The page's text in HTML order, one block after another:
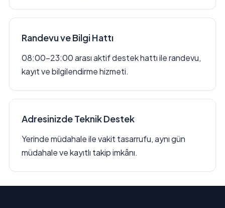
Randevu ve Bilgi Hattı
08:00–23:00 arası aktif destek hattı ile randevu,
kayıt ve bilgilendirme hizmeti.
Adresinizde Teknik Destek
Yerinde müdahale ile vakit tasarrufu, aynı gün
müdahale ve kayıtlı takip imkânı.